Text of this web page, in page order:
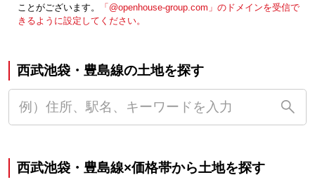
ことがございます。
「@openhouse-group.com」のドメインを受信で
きるように設定してください。
西武池袋・豊島線の土地を探す
西武池袋・豊島線×価格帯から土地を探す